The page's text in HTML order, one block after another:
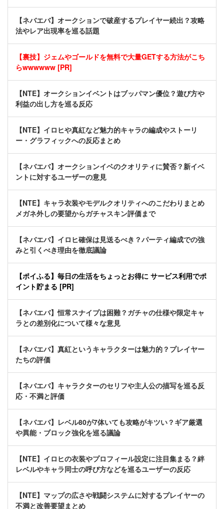
【ネバエバ】オークションで破産するプレイヤー続出？攻略
法やレア出現率を巡る話題
【裏技】ジェムやゴールドを無料で大量GETする方法がこち
らwwwwww [PR]
【NTE】オークションイベントはブッパマン優位？遊び方や
利益の出し方を巡る反応
【NTE】イロヒや真紅など魅力的キャラの編成やストーリ
ー・グラフィックへの反応まとめ
【ネバエバ】オークションイベのクオリティに賛否？新イベ
ントに対するユーザーの意見
【NTE】キャラ衣装やモデルクオリティへのこだわりまとめ
メガネ外しの要望からガチャスキン評価まで
【ネバエバ】イロヒ確保は見送るべき？パーティ編成での強
みと引くべき理由を徹底議論
【ポイふる】毎日の生活をちょっとお得に サービス利用でポ
イント貯まる [PR]
【ネバエバ】恒常スナイプは困難？ガチャの仕様や限定キャ
ラとの差別化について様々な意見
【ネバエバ】真紅というキャラクターは魅力的？プレイヤー
たちの評価
【ネバエバ】キャラクターのセリフや主人公の描写を巡る反
応・不満と評価
【ネバエバ】レベル80が7体いても攻略がキツい？ギア厳選
や異能・ブロック強化を巡る議論
【NTE】イロヒの衣装やプロフィール設定に注目集まる？絆
レベルやキャラ同士の呼び方などを巡るユーザーの反応
【NTE】マップの広さや戦闘システムに対するプレイヤーの
不満と改善要望まとめ